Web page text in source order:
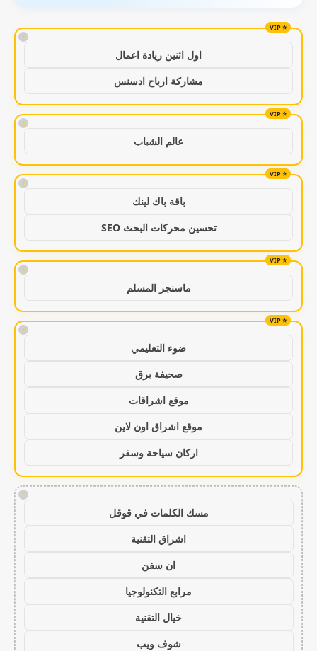
!
اول اثنين ريادة اعمال
مشاركة ارباح ادسنس
!
عالم الشباب
!
باقة باك لينك
تحسين محركات البحث SEO
!
ماسنجر المسلم
!
ضوء التعليمي
صحيفة برق
موقع اشراقات
موقع اشراق اون لاين
اركان سياحة وسفر
!
مسك الكلمات في قوقل
اشراق التقنية
ان سفن
مرابع التكنولوجيا
خيال التقنية
شوف ويب